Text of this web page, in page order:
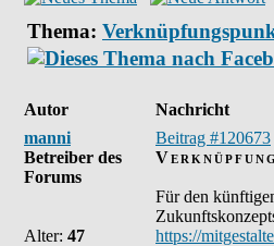
Thema:
Autor
Nachricht
manni
Betreiber des
Forums
Alter: 47
Beitrag #120673
Für den
https://